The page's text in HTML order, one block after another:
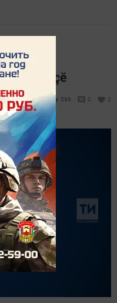
туянаççӗ
596 0 0